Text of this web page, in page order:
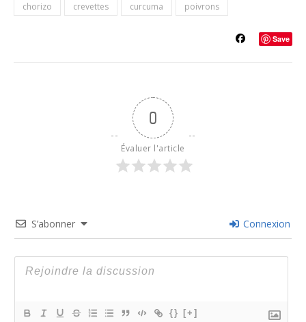
chorizo crevettes curcuma poivrons
Save
0
Évaluer l'article
S’abonner Connexion
{} [+]